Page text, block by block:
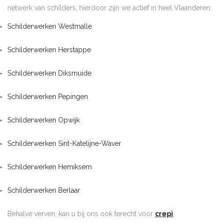
netwerk van schilders, hierdoor zijn we actief in heel Vlaanderen:
Schilderwerken Westmalle
Schilderwerken Herstappe
Schilderwerken Diksmuide
Schilderwerken Pepingen
Schilderwerken Opwijk
Schilderwerken Sint-Katelijne-Waver
Schilderwerken Hemiksem
Schilderwerken Berlaar
Behalve verven, kan u bij ons ook terecht voor crepi,